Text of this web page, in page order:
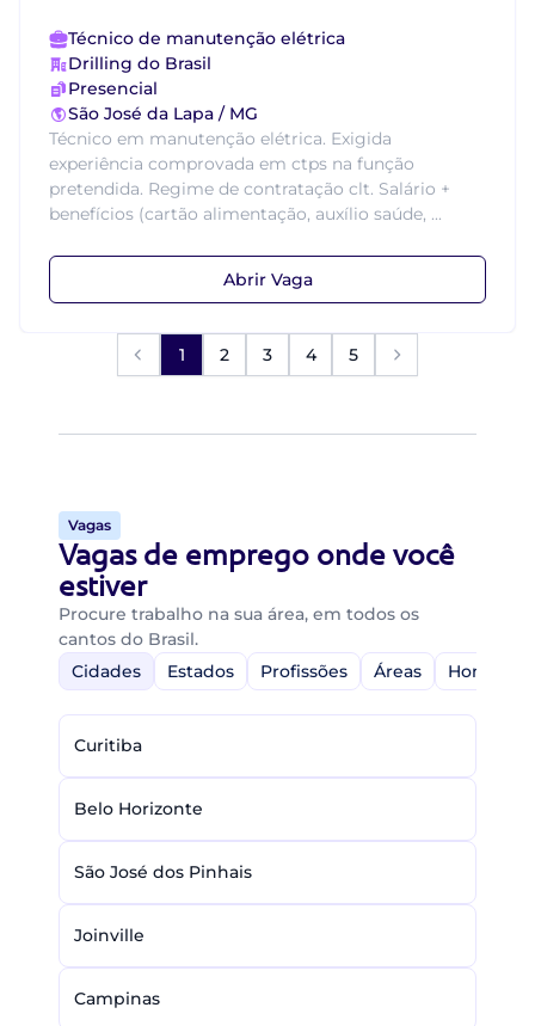
Técnico de manutenção elétrica
Drilling do Brasil
Presencial
São José da Lapa / MG
Técnico em manutenção elétrica. Exigida
experiência comprovada em ctps na função
pretendida. Regime de contratação clt. Salário +
benefícios (cartão alimentação, auxílio saúde, ...
Abrir Vaga
1 2 3 4 5
Vagas
Vagas de emprego onde você
estiver
Procure trabalho na sua área, em todos os
cantos do Brasil.
Cidades
Estados Profissões Áreas Home-
Curitiba
Belo Horizonte
São José dos Pinhais
Joinville
Campinas